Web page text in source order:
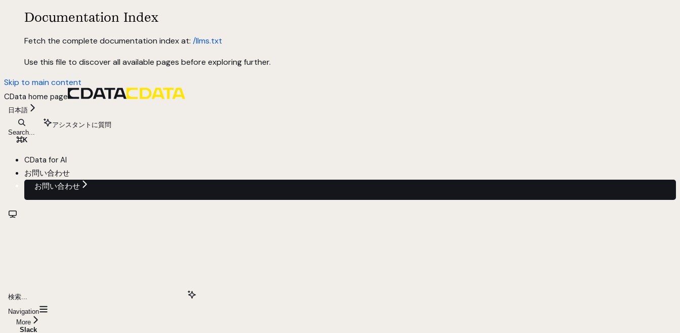
Documentation Index
Fetch the complete documentation index at: /llms.txt
Use this file to discover all available pages before exploring further.
Skip to main content
CData home page
日本語
Search...
⌘K
アシスタントに質問
CData for AI
お問い合わせ
お問い合わせ
検索...
Navigation
More
Slack